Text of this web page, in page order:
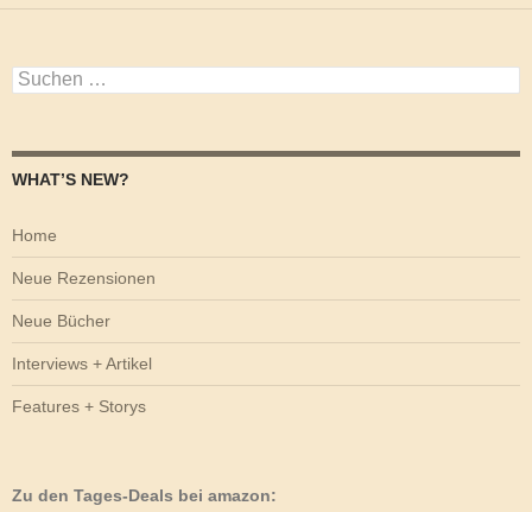
Suchen
nach:
WHAT’S NEW?
Home
Neue Rezensionen
Neue Bücher
Interviews + Artikel
Features + Storys
Zu den Tages-Deals bei amazon: